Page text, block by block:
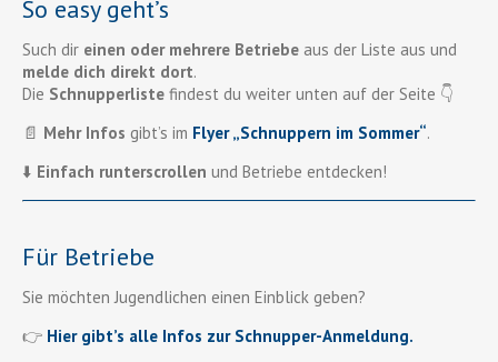
So easy geht’s
Such dir einen oder mehrere Betriebe aus der Liste aus und
melde dich direkt dort.
Die Schnupperliste findest du weiter unten auf der Seite 👇
📄 Mehr Infos gibt’s im Flyer „Schnuppern im Sommer“.
⬇️ Einfach runterscrollen und Betriebe entdecken!
Für Betriebe
Sie möchten Jugendlichen einen Einblick geben?
👉 Hier gibt’s alle Infos zur Schnupper-Anmeldung.